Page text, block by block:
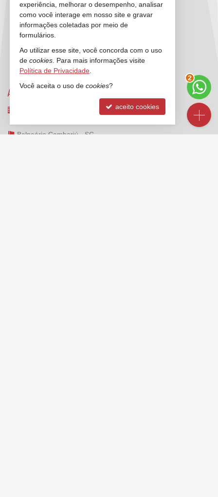
ANCORADOURO IMÓVEIS
Rua 3000, nº 212 - sala 2 e 3
Balneário Camboriú -SC
3
experiência, melhorar o desempenho, analisar
como você interage em nosso site e gravar
informações coletadas por meio de
formulários.
Ao utilizar esse site, você concorda com o uso
de cookies . Para mais informações visite
Política de Privacidade
Você aceita o uso de cookies?
aceito cookies